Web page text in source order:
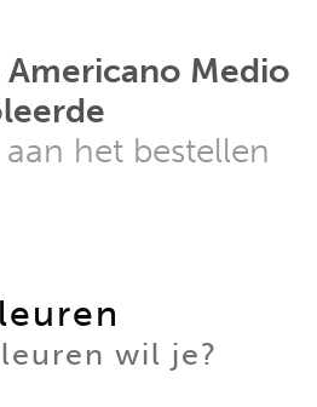
Americano Medio
aan het bestellen
wil je?